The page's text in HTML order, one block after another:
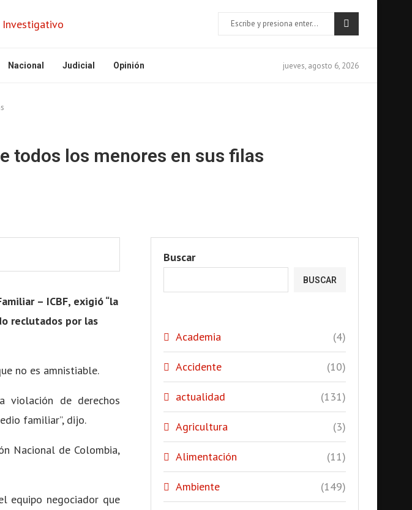
Nacional Judicial Opinión jueves, agosto 6, 2026
todos los menores en sus filas
– ICBF, exigió “la
reclutados por las
no es amnistiable.
violación de derechos
familiar”, dijo.
Nacional de Colombia,
equipo negociador que
Buscar
BUSCAR
Academia (4)
Accidente (10)
actualidad (131)
Agricultura (3)
Alimentación (11)
Ambiente (149)